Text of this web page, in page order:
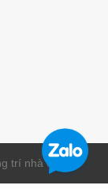
trí nhà cửa